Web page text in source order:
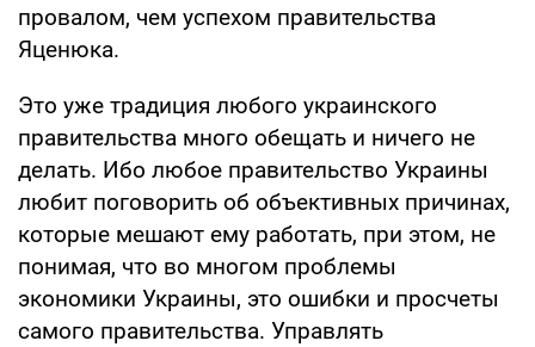
провалом, чем успехом правительства
Яценюка.
Это уже традиция любого украинского
правительства много обещать и ничего не
делать. Ибо любое правительство Украины
любит поговорить об объективных причинах,
которые мешают ему работать, при этом, не
понимая, что во многом проблемы
экономики Украины, это ошибки и просчеты
самого правительства. Управлять